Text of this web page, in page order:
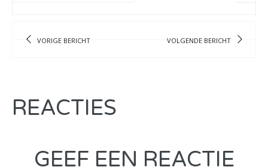
VORIGE BERICHT VOLGENDE BERICHT
REACTIES
GEEF EEN REACTIE